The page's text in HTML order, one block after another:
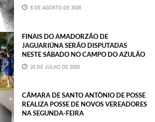
6 DE AGOSTO DE 2026
FINAIS DO AMADORZÃO DE
JAGUARIÚNA SERÃO DISPUTADAS
NESTE SÁBADO NO CAMPO DO AZULÃO
20 DE JULHO DE 2026
CÂMARA DE SANTO ANTÔNIO DE POSSE
REALIZA POSSE DE NOVOS VEREADORES
NA SEGUNDA-FEIRA